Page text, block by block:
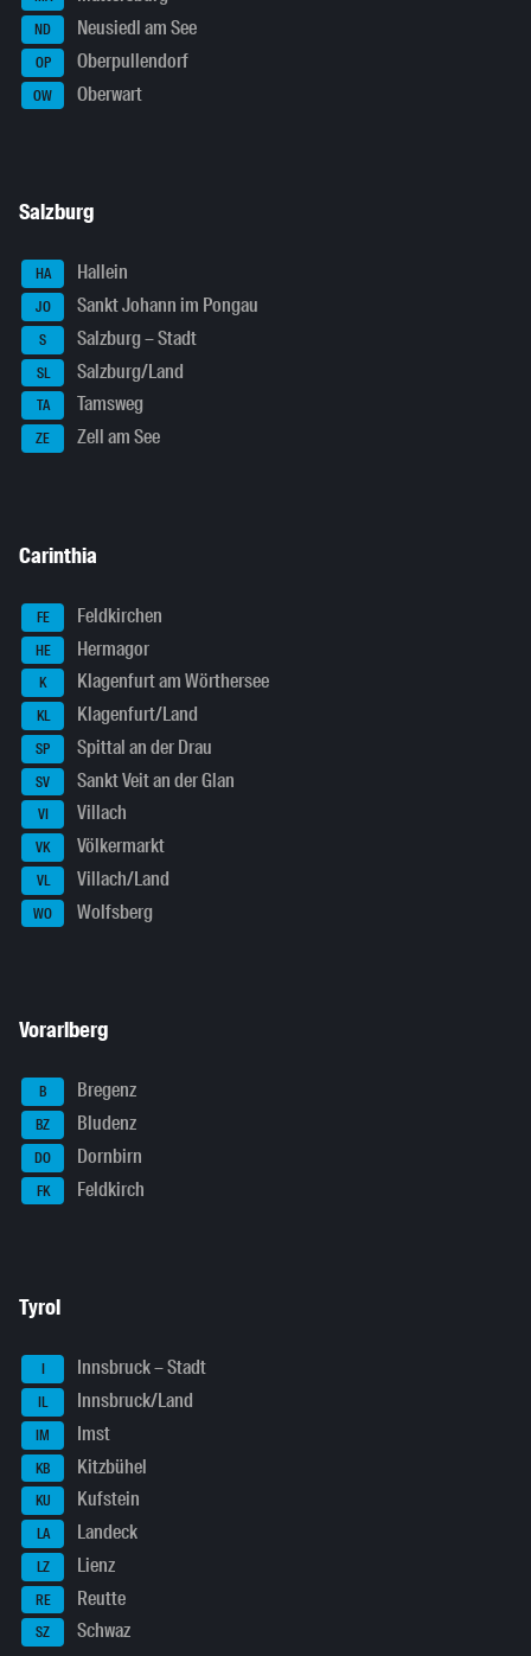
ND Neusiedl am See
OP Oberpullendorf
OW Oberwart
Salzburg
HA Hallein
JO Sankt Johann im Pongau
S Salzburg – Stadt
SL Salzburg/Land
TA Tamsweg
ZE Zell am See
Carinthia
FE Feldkirchen
HE Hermagor
K Klagenfurt am Wörthersee
KL Klagenfurt/Land
SP Spittal an der Drau
SV Sankt Veit an der Glan
VI Villach
VK Völkermarkt
VL Villach/Land
WO Wolfsberg
Vorarlberg
B Bregenz
BZ Bludenz
DO Dornbirn
FK Feldkirch
Tyrol
I Innsbruck – Stadt
IL Innsbruck/Land
IM Imst
KB Kitzbühel
KU Kufstein
LA Landeck
LZ Lienz
RE Reutte
SZ Schwaz